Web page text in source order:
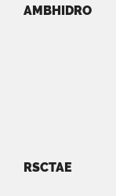
AMBHIDRO
RSCTAE